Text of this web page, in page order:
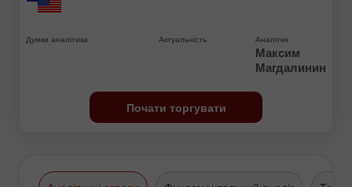
Думки аналітика Актуальність Аналітик
Максим
Магдалинин
Почати торгувати